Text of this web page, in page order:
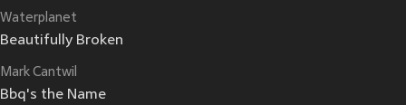
Waterplanet
Beautifully Broken
Mark Cantwil
Bbq's the Name